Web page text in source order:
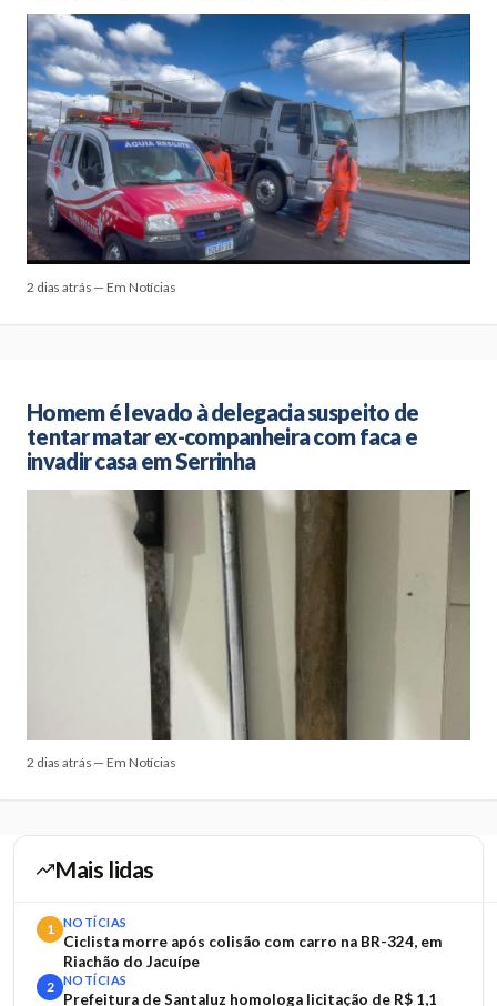
2 dias atrás — Em Notícias
Homem é levado à delegacia suspeito de
tentar matar ex-companheira com faca e
invadir casa em Serrinha
2 dias atrás — Em Notícias
Mais lidas
1 NOTÍCIAS
Ciclista morre após colisão com carro na BR-324, em
Riachão do Jacuípe
2 NOTÍCIAS
Prefeitura de Santaluz homologa licitação de R$ 1,1